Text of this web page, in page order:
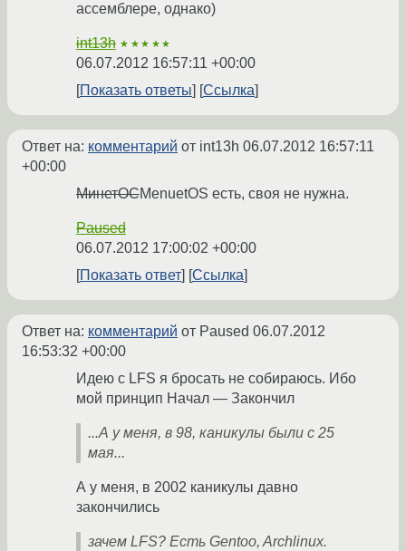
ассемблере, однако)
int13h ★★★★★
06.07.2012 16:57:11 +00:00
Показать ответы
Ссылка
Ответ на: комментарий от int13h 06.07.2012 16:57:11
+00:00
МинетОСMenuetOS есть, своя не нужна.
Paused
06.07.2012 17:00:02 +00:00
Показать ответ
Ссылка
Ответ на: комментарий от Paused 06.07.2012
16:53:32 +00:00
Идею с LFS я бросать не собираюсь. Ибо
мой принцип Начал — Закончил
...А у меня, в 98, каникулы были с 25
мая...
А у меня, в 2002 каникулы давно
закончились
зачем LFS? Есть Gentoo, Archlinux.